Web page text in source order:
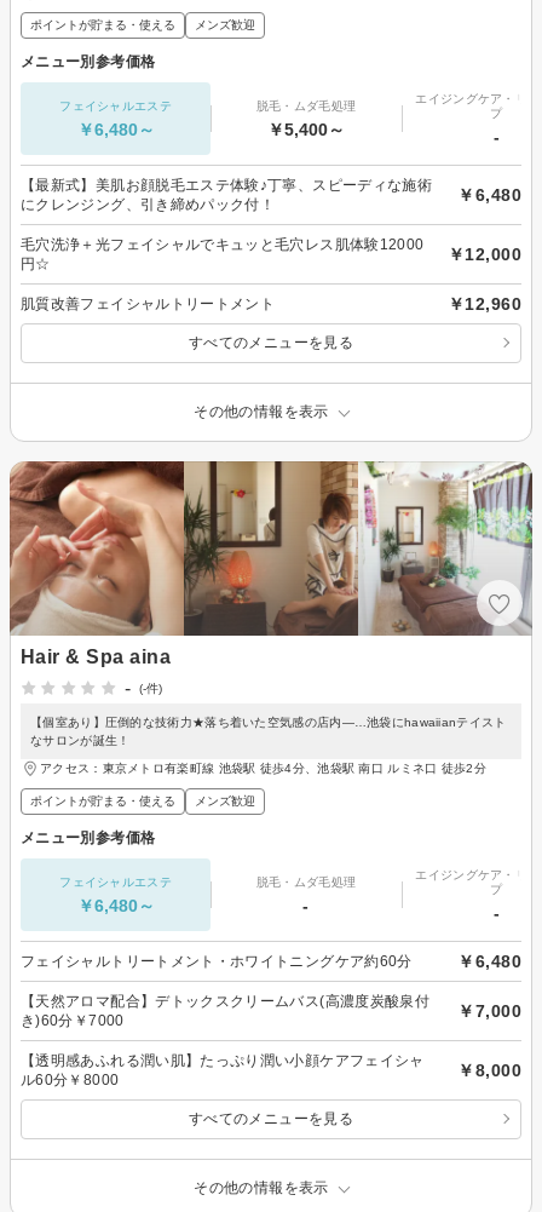
ポイントが貯まる・使える メンズ歓迎
メニュー別参考価格
フェイシャルエステ
￥6,480～
脱毛・ムダ毛処理
￥5,400～
エイジングケア・リ
プ
-
【最新式】美肌お顔脱毛エステ体験♪丁寧、スピーディな施術
にクレンジング、引き締めパック付！
￥6,480
毛穴洗浄＋光フェイシャルでキュッと毛穴レス肌体験12000
円☆
￥12,000
肌質改善フェイシャルトリートメント ￥12,960
すべてのメニューを見る
その他の情報を表示
Hair & Spa aina
-
(-件)
【個室あり】圧倒的な技術力★落ち着いた空気感の店内―…池袋にhawaiianテイスト
なサロンが誕生！
アクセス：東京メトロ有楽町線 池袋駅 徒歩4分、池袋駅 南口 ルミネ口 徒歩2分
ポイントが貯まる・使える メンズ歓迎
メニュー別参考価格
フェイシャルエステ
￥6,480～
脱毛・ムダ毛処理
-
エイジングケア・リ
プ
-
フェイシャルトリートメント・ホワイトニングケア約60分 ￥6,480
【天然アロマ配合】デトックスクリームバス(高濃度炭酸泉付
き)60分￥7000
￥7,000
【透明感あふれる潤い肌】たっぷり潤い小顔ケアフェイシャ
ル60分￥8000
￥8,000
すべてのメニューを見る
その他の情報を表示